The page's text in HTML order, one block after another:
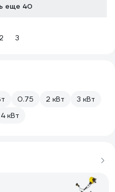
еще 40
2 3
0.75 2 кВт
3 кВт
4 кВт